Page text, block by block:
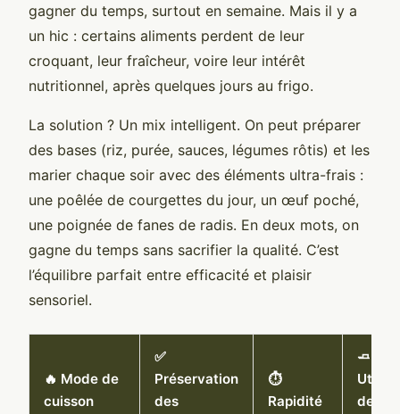
gagner du temps, surtout en semaine. Mais il y a
un hic : certains aliments perdent de leur
croquant, leur fraîcheur, voire leur intérêt
nutritionnel, après quelques jours au frigo.
La solution ? Un mix intelligent. On peut préparer
des bases (riz, purée, sauces, légumes rôtis) et les
marier chaque soir avec des éléments ultra-frais :
une poêlée de courgettes du jour, un œuf poché,
une poignée de fanes de radis. En deux mots, on
gagne du temps sans sacrifier la qualité. C’est
l’équilibre parfait entre efficacité et plaisir
sensoriel.
🔥 Mode de
cuisson
✅
Préservation
des
⏱️
Rapidité
🧈
de